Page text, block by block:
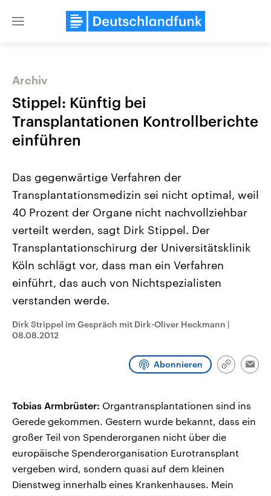
Close
Landtagswahl Sachsen-Anhalt
Alle Informationen
September 2026 einen neuen
Landtag. Seit 2021 wird das
Bundesland von einer Koalition aus
CDU, SPD und FDP regiert.-
Umfragen, Prognosen,
Wahlprogramme, aktuelle Berichte
Wahl.
USA
Hintergründe
gehören die Vereinigten
den mächtigsten Ländern
mit großem Einfluss auf
aktuelle Weltgeschehen.
Sendungen Programm
Audio-Archiv
Archiv
Stippel: Künftig bei
Transplantationen Kontrollberichte
einführen
Das gegenwärtige Verfahren der
Transplantationsmedizin sei nicht optimal, weil
40 Prozent der Organe nicht nachvollziehbar
verteilt werden, sagt Dirk Stippel. Der
Transplantationschirurg der Universitätsklinik
Köln schlägt vor, dass man ein Verfahren
einführt, das auch von Nichtspezialisten
verstanden werde.
Dirk Strippel im Gespräch mit Dirk-Oliver Heckmann |
08.08.2012
Abonnieren
Link
Tobias Armbrüster: Organtransplantationen sind ins
Gerede gekommen. Gestern wurde bekannt, dass ein
großer Teil von Spenderorganen nicht über die
europäische Spenderorganisation Eurotransplant
vergeben wird, sondern quasi auf dem kleinen
Dienstweg innerhalb eines Krankenhauses. Mein